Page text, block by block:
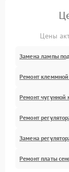
Цены
Замена лампы
Ремонт клеммной
Ремонт чугунной
Ремонт
Замена
Ремонт платы